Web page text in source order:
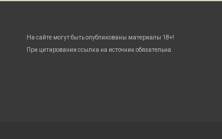
На сайте могут быть опубликованы материалы 18+!
При цитировании ссылка на источник обязательна.